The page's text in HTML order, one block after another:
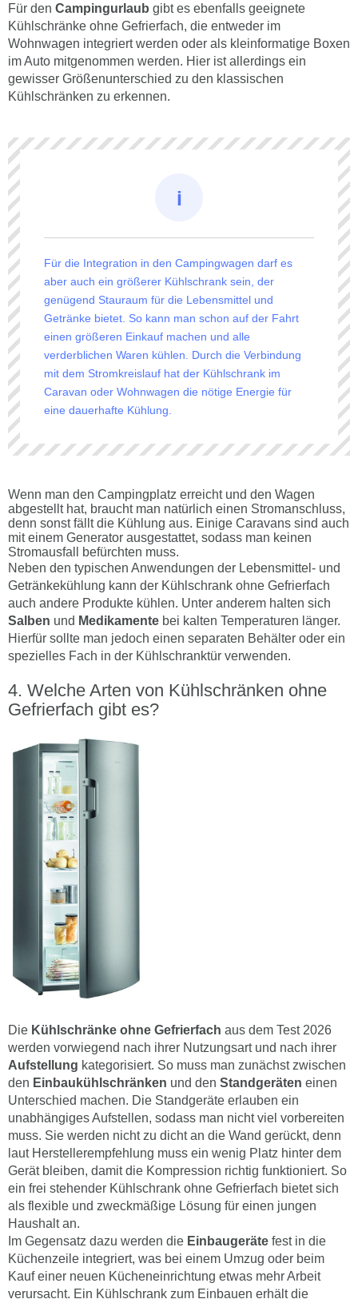
Für den Campingurlaub gibt es ebenfalls geeignete
Kühlschränke ohne Gefrierfach, die entweder im
Wohnwagen integriert werden oder als kleinformatige Boxen
im Auto mitgenommen werden. Hier ist allerdings ein
gewisser Größenunterschied zu den klassischen
Kühlschränken zu erkennen.
Für die Integration in den Campingwagen darf es
aber auch ein größerer Kühlschrank sein, der
genügend Stauraum für die Lebensmittel und
Getränke bietet. So kann man schon auf der Fahrt
einen größeren Einkauf machen und alle
verderblichen Waren kühlen. Durch die Verbindung
mit dem Stromkreislauf hat der Kühlschrank im
Caravan oder Wohnwagen die nötige Energie für
eine dauerhafte Kühlung.
Wenn man den Campingplatz erreicht und den Wagen
abgestellt hat, braucht man natürlich einen Stromanschluss,
denn sonst fällt die Kühlung aus. Einige Caravans sind auch
mit einem Generator ausgestattet, sodass man keinen
Stromausfall befürchten muss.
Neben den typischen Anwendungen der Lebensmittel- und
Getränkekühlung kann der Kühlschrank ohne Gefrierfach
auch andere Produkte kühlen. Unter anderem halten sich
Salben und Medikamente bei kalten Temperaturen länger.
Hierfür sollte man jedoch einen separaten Behälter oder ein
spezielles Fach in der Kühlschranktür verwenden.
Welche Arten von Kühlschränken ohne
Gefrierfach gibt es?
Die Kühlschränke ohne Gefrierfach aus dem Test 2026
werden vorwiegend nach ihrer Nutzungsart und nach ihrer
Aufstellung kategorisiert. So muss man zunächst zwischen
den Einbaukühlschränken und den Standgeräten einen
Unterschied machen. Die Standgeräte erlauben ein
unabhängiges Aufstellen, sodass man nicht viel vorbereiten
muss. Sie werden nicht zu dicht an die Wand gerückt, denn
laut Herstellerempfehlung muss ein wenig Platz hinter dem
Gerät bleiben, damit die Kompression richtig funktioniert. So
ein frei stehender Kühlschrank ohne Gefrierfach bietet sich
als flexible und zweckmäßige Lösung für einen jungen
Haushalt an.
Im Gegensatz dazu werden die Einbaugeräte fest in die
Küchenzeile integriert, was bei einem Umzug oder beim
Kauf einer neuen Kücheneinrichtung etwas mehr Arbeit
verursacht. Ein Kühlschrank zum Einbauen erhält die